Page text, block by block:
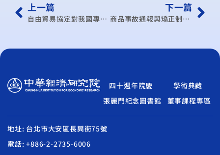
上一篇
自由貿易協定對我國專業人士勞動市場影響評估
下一篇
商品事故通報與矯正制度改革之探討
四十週年院慶
學術典藏
張麗門紀念圖書館
董事課程專區
地址: 台北市大安區長興街75號
電話: +886-2-2735-6006